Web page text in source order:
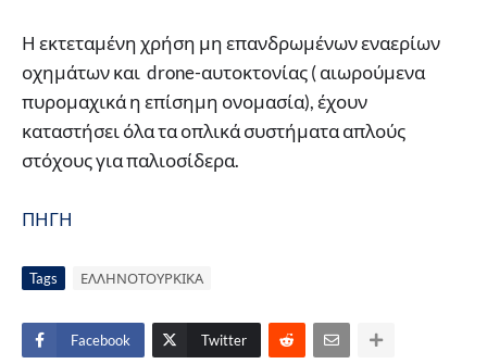
Η εκτεταμένη χρήση μη επανδρωμένων εναερίων
οχημάτων και drone-αυτοκτονίας ( αιωρούμενα
πυρομαχικά η επίσημη ονομασία), έχουν
καταστήσει όλα τα οπλικά συστήματα απλούς
στόχους για παλιοσίδερα.
ΠΗΓΗ
Tags ΕΛΛΗΝΟΤΟΥΡΚΙΚΑ
Facebook Twitter